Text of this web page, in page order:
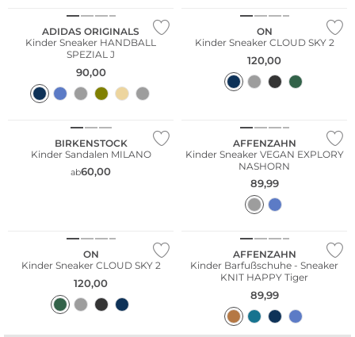
ADIDAS ORIGINALS
Kinder Sneaker HANDBALL
SPEZIAL J
90,00
ON
Kinder Sneaker CLOUD SKY 2
120,00
BIRKENSTOCK
Kinder Sandalen MILANO
ab60,00
AFFENZAHN
Kinder Sneaker VEGAN EXPLORY
NASHORN
89,99
ON
Kinder Sneaker CLOUD SKY 2
120,00
AFFENZAHN
Kinder Barfußschuhe - Sneaker
KNIT HAPPY Tiger
89,99